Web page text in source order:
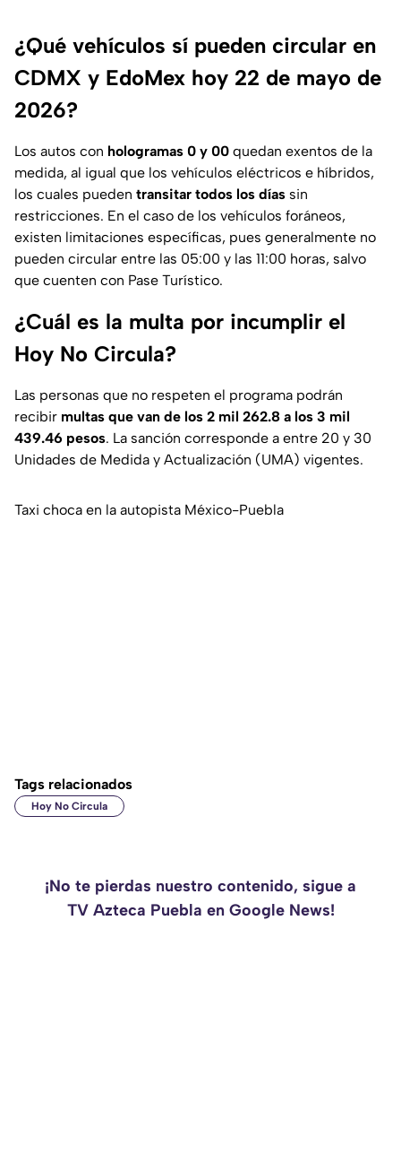
¿Qué vehículos sí pueden circular en
CDMX y EdoMex hoy 22 de mayo de
2026?
Los autos con hologramas 0 y 00 quedan exentos de la
medida, al igual que los vehículos eléctricos e híbridos,
los cuales pueden transitar todos los días sin
restricciones. En el caso de los vehículos foráneos,
existen limitaciones específicas, pues generalmente no
pueden circular entre las 05:00 y las 11:00 horas, salvo
que cuenten con Pase Turístico.
¿Cuál es la multa por incumplir el
Hoy No Circula?
Las personas que no respeten el programa podrán
recibir multas que van de los 2 mil 262.8 a los 3 mil
439.46 pesos. La sanción corresponde a entre 20 y 30
Unidades de Medida y Actualización (UMA) vigentes.
Taxi choca en la autopista México-Puebla
Tags relacionados
Hoy No Circula
¡No te pierdas nuestro contenido, sigue a
TV Azteca Puebla en Google News!